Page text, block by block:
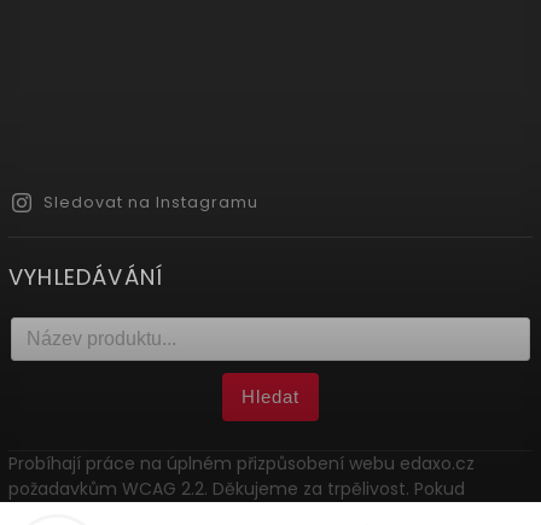
Sledovat na Instagramu
VYHLEDÁVÁNÍ
Hledat
Probíhají práce na úplném přizpůsobení webu edaxo.cz
požadavkům WCAG 2.2. Děkujeme za trpělivost. Pokud